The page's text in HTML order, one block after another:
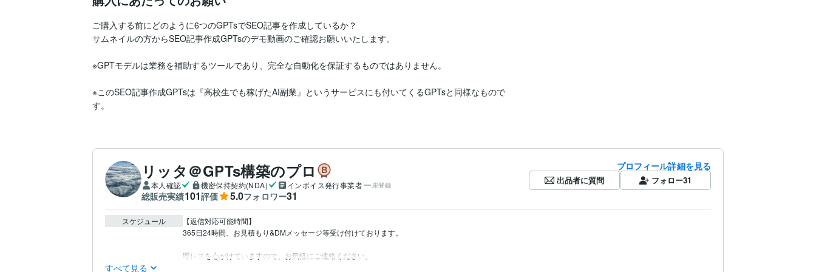
ご購入する前にどのように6つのGPTsでSEO記事を作成しているか？
サムネイルの方からSEO記事作成GPTsのデモ動画のご確認お願いいたします。
※GPTモデルは業務を補助するツールであり、完全な自動化を保証するものではありません。
※このSEO記事作成GPTsは『高校生でも稼げたAI副業』というサービスにも付いてくるGPTsと同様なもので
す。
リッタ＠GPTs構築のプロ
本人確認 機密保持契約(NDA) インボイス発行事業者 未登録
総販売実績101評価 5.0フォロワー31
プロフィール詳細を見る
出品者に質問 フォロー31
スケジュール
【返信対応可能時間】
365日24時間、お見積もり&DMメッセージ等受け付けております。
即レスを心がけていますので、お気軽にご連絡ください。
すべて見る